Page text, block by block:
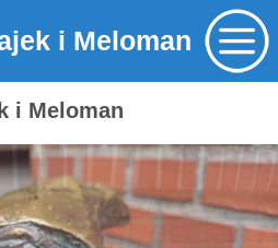
i Meloman
i Meloman